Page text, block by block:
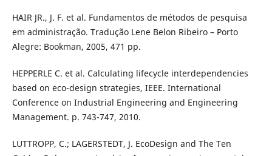
HAIR JR., J. F. et al. Fundamentos de métodos de pesquisa
em administração. Tradução Lene Belon Ribeiro – Porto
Alegre: Bookman, 2005, 471 pp.
HEPPERLE C. et al. Calculating lifecycle interdependencies
based on eco-design strategies, IEEE. International
Conference on Industrial Engineering and Engineering
Management. p. 743-747, 2010.
LUTTROPP, C.; LAGERSTEDT, J. EcoDesign and The Ten